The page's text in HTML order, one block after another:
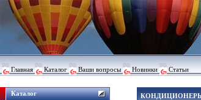
Главная Каталог Ваши вопросы Новинки Статьи
Каталог